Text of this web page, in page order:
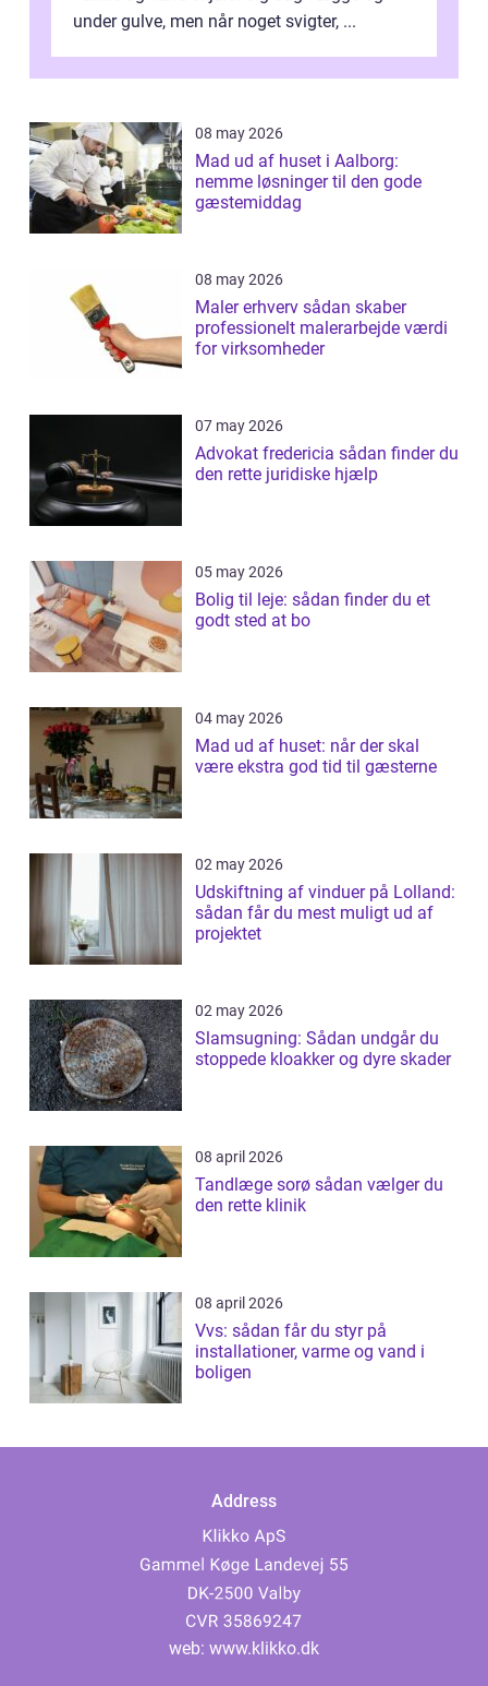
under gulve, men når noget svigter, ...
08 may 2026
Mad ud af huset i Aalborg:
nemme løsninger til den gode
gæstemiddag
08 may 2026
Maler erhverv sådan skaber
professionelt malerarbejde værdi
for virksomheder
07 may 2026
Advokat fredericia sådan finder du
den rette juridiske hjælp
05 may 2026
Bolig til leje: sådan finder du et
godt sted at bo
04 may 2026
Mad ud af huset: når der skal
være ekstra god tid til gæsterne
02 may 2026
Udskiftning af vinduer på Lolland:
sådan får du mest muligt ud af
projektet
02 may 2026
Slamsugning: Sådan undgår du
stoppede kloakker og dyre skader
08 april 2026
Tandlæge sorø sådan vælger du
den rette klinik
08 april 2026
Vvs: sådan får du styr på
installationer, varme og vand i
boligen
Address
web: www.klikko.dk